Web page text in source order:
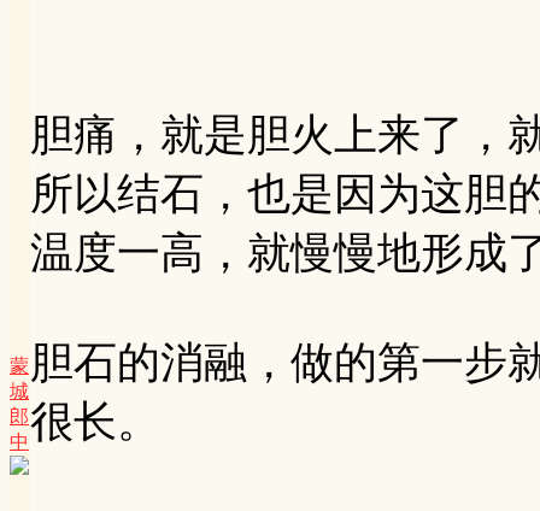
蒙
城
郎
中
胆痛，就是胆火上来了，
所以结石，也是因为这胆
温度一高，就慢慢地形成
胆石的消融，做的第一步
很长。